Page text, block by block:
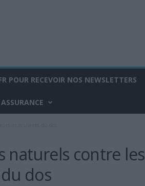
POUR RECEVOIR NOS NEWSLETTERS
naturels contre les
dos